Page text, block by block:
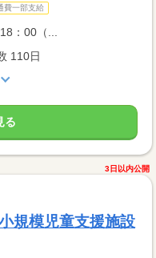
費一部支給
：00（...
110日
る
3日以内公開
規模児童支援施設